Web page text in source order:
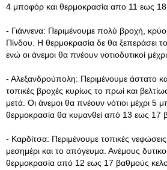
4 μποφόρ και θερμοκρασία απο 11 εως 18
- Γιάννενα: Περιμένουμε πολύ βροχή, κρύο
Πίνδου. Η θερμοκρασία δε θα ξεπεράσει
ενώ οι άνεμοι θα πνέουν νοτιοδυτικοί
- Αλεξανδρούπολη: Περιμένουμε άστατο
τοπικές βροχές κυρίως το πρωί και
μετά. Οι άνεμοι θα πνέουν νότιοι μέχρι 5
θερμοκρασία θα κυμανθεί από 13 εως 17
- Καρδίτσα: Περιμένουμε τοπικές
μεσημέρι και το απόγευμα. Ανέμους
θερμοκρασία από 12 εως 17 βαθμούς